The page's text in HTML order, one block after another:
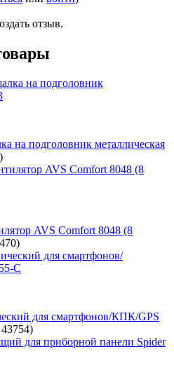
отзыв.
на подголовник металлическая
)
AVS Comfort 8048 (8
)
для смартфонов/КПК/GPS
43754)